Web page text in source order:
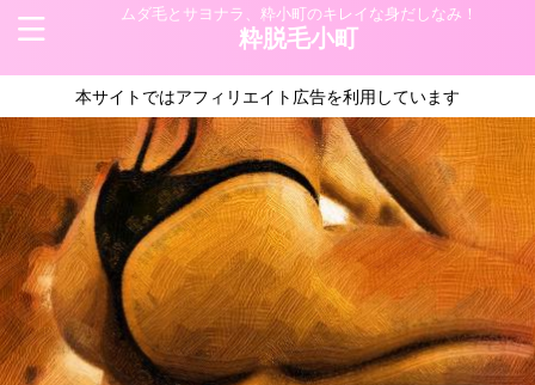
ムダ毛とサヨナラ、粋小町のキレイな身だしなみ！
粋脱毛小町
本サイトではアフィリエイト広告を利用しています